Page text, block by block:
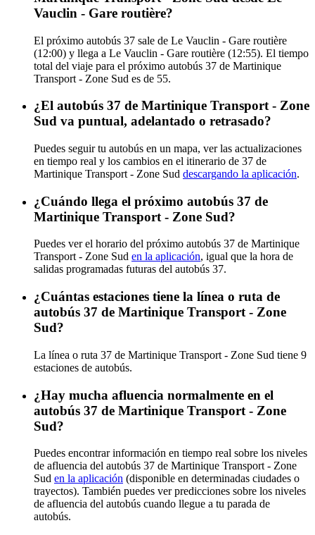
Vauclin - Gare routière?
El próximo autobús 37 sale de Le Vauclin - Gare routière
(12:00) y llega a Le Vauclin - Gare routière (12:55). El tiempo
total del viaje para el próximo autobús 37 de Martinique
Transport - Zone Sud es de 55.
¿El autobús 37 de Martinique Transport - Zone
Sud va puntual, adelantado o retrasado?
Puedes seguir tu autobús en un mapa, ver las actualizaciones
en tiempo real y los cambios en el itinerario de 37 de
Martinique Transport - Zone Sud descargando la aplicación.
¿Cuándo llega el próximo autobús 37 de
Martinique Transport - Zone Sud?
Puedes ver el horario del próximo autobús 37 de Martinique
Transport - Zone Sud en la aplicación, igual que la hora de
salidas programadas futuras del autobús 37.
¿Cuántas estaciones tiene la línea o ruta de
autobús 37 de Martinique Transport - Zone
Sud?
La línea o ruta 37 de Martinique Transport - Zone Sud tiene 9
estaciones de autobús.
¿Hay mucha afluencia normalmente en el
autobús 37 de Martinique Transport - Zone
Sud?
Puedes encontrar información en tiempo real sobre los niveles
de afluencia del autobús 37 de Martinique Transport - Zone
Sud en la aplicación (disponible en determinadas ciudades o
trayectos). También puedes ver predicciones sobre los niveles
de afluencia del autobús cuando llegue a tu parada de
autobús.